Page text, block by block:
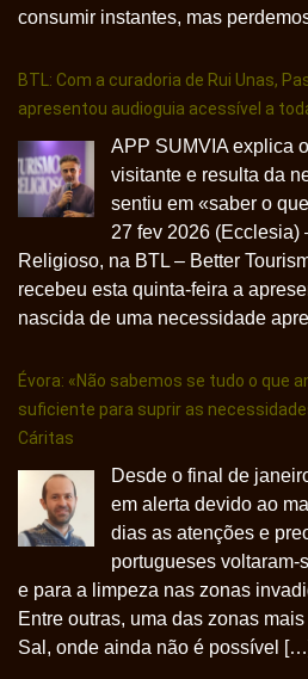
consumir instantes, mas
BTL: Com a curadoria de Rui Unas,
apresentou audioguia acessível a
APP SUMVIA explica
visitante e resulta da
sentiu em «saber o
27 fev 2026 (Ecclesia)
Religioso, na BTL – Better
recebeu esta quinta-feira a
nascida de uma necessidade
Évora: «Não sabemos se tudo o que
suficiente para suprir as
Cáritas
Desde o final de
em alerta devido ao
dias as atenções e
portugueses
e para a limpeza nas zonas
Entre outras, uma das zonas
Sal, onde ainda não é possível